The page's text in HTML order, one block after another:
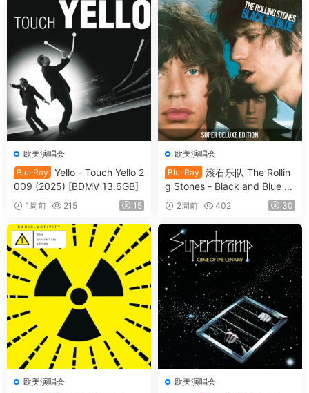
欧美演唱会
Blu-Ray
Yello - Touch Yello 2
009 (2025) [BDMV 13.6GB]
1周前 215 15
欧美演唱会
Blu-Ray
滚石乐队 The Rollin
g Stones - Black and Blue 2
025 [BDMV 44.4GB]
2周前 402 30
欧美演唱会
欧美演唱会